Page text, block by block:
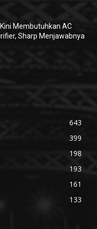
Membutuhkan AC
Sharp Menjawabnya
643
399
198
193
161
133